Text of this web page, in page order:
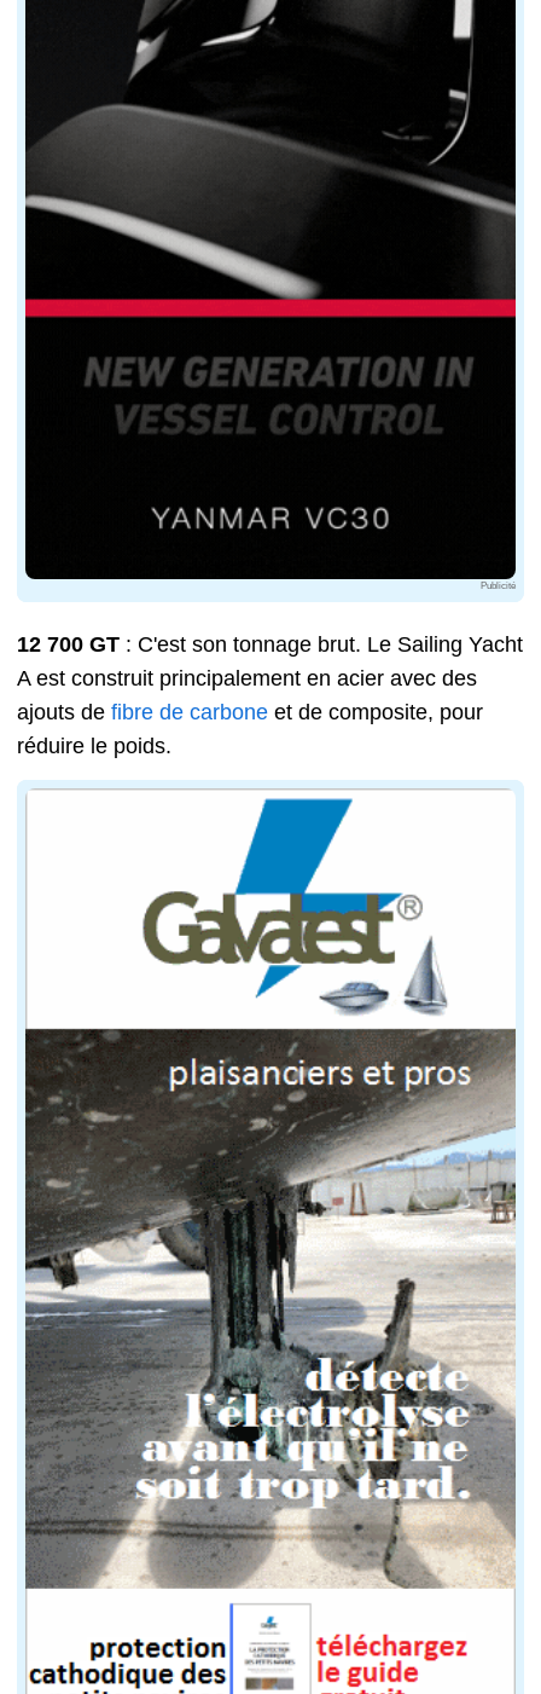
Publicité
12 700 GT : C'est son tonnage brut. Le Sailing Yacht
A est construit principalement en acier avec des
ajouts de fibre de carbone et de composite, pour
réduire le poids.